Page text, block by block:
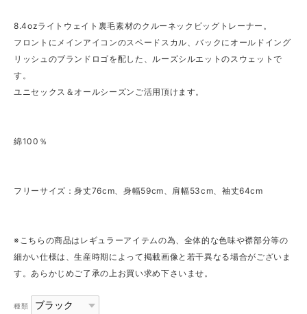
8.4ozライトウェイト裏毛素材のクルーネックビッグトレーナー。
フロントにメインアイコンのスペードスカル、バックにオールドイング
リッシュのブランドロゴを配した、ルーズシルエットのスウェットで
す。
ユニセックス＆オールシーズンご活用頂けます。
綿100％
フリーサイズ：身丈76cm、身幅59cm、肩幅53cm、袖丈64cm
※こちらの商品はレギュラーアイテムの為、全体的な色味や襟部分等の
細かい仕様は、生産時期によって掲載画像と若干異なる場合がございま
す。あらかじめご了承の上お買い求め下さいませ。
種類